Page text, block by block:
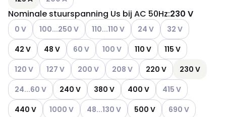
Nominale stuurspanning Us bij AC 50Hz:230 V
Andere varianten (Huidige combinatie niet mogelijk)
0 V Andere varianten (Huidige combinatie niet mogelijk)
100...250 V Andere varianten (Huidige combinatie
110...110 V Andere varianten
24 V Andere varianten
32 V
42 V
48 V Andere varianten (Huidige combinatie niet
60 V Andere varianten (Huidige
100 V 110 V
115 V
Andere varianten (Huidige combinatie niet mogelijk)
120 V Andere varianten (Huidige combinatie niet mogelijk)
127 V Andere varianten (Huidige combinatie niet
200 V Andere varianten (Huidige
208 V 220 V
230 V
Andere varianten (Huidige combinatie niet mogelijk)
24...60 V 240 V 380 V 400 V Andere varianten
415 V
440 V
Andere varianten (Huidige combinatie niet mogelijk)
1000 V Andere varianten (Huidige combinatie
48...130 V 500 V Andere
690 V